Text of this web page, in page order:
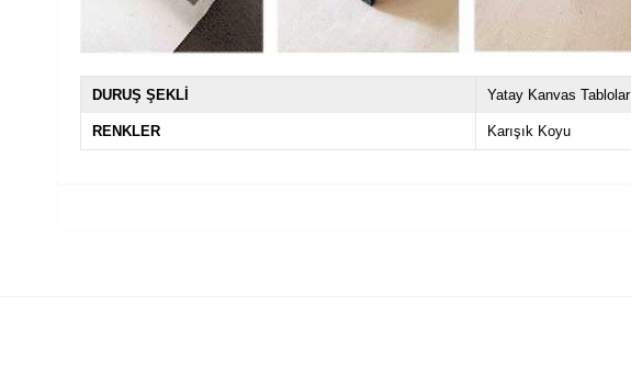
DURUŞ ŞEKLİ Yatay Kanvas Tablolar
RENKLER Karışık Koyu